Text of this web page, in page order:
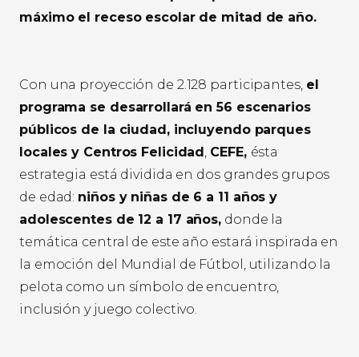
máximo el receso escolar de mitad de año.
Con una proyección de 2.128 participantes, el
programa se desarrollará en 56 escenarios
públicos de la ciudad, incluyendo parques
locales y Centros Felicidad , CEFE, ésta
estrategia está dividida en dos grandes grupos
de edad: niños y niñas de 6 a 11 años y
adolescentes de 12 a 17 años, donde la
temática central de este año estará inspirada en
la emoción del Mundial de Fútbol, utilizando la
pelota como un símbolo de encuentro,
inclusión y juego colectivo.